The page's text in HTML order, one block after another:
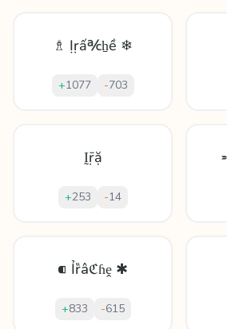
♗ Ịṛấ℀ẖề ❄
+1077 -703
Ḭṝặ
+253 -14
⁌ Ỉȑâℭɦḙ ✱
+833 -615